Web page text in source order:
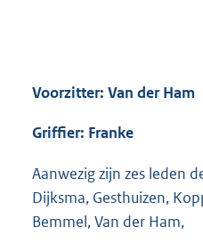
Voorzitter: Van der Ham
Griffier: Franke
Aanwezig zijn zes leden
Dijksma, Gesthuizen,
Bemmel, Van der Ham,